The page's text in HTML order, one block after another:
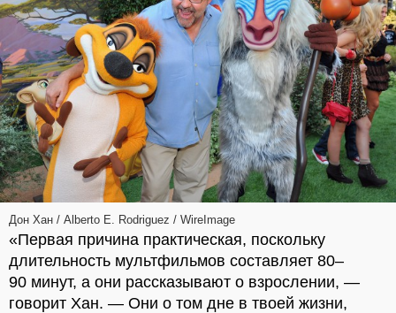
Дон Хан / Alberto E. Rodriguez / WireImage
«Первая причина практическая, поскольку
длительность мультфильмов составляет 80–
90 минут, а они рассказывают о взрослении, —
говорит Хан. — Они о том дне в твоей жизни,